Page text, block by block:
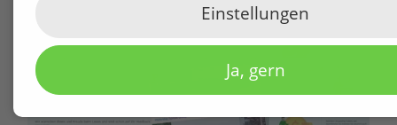
Einstellungen
Ja, gern